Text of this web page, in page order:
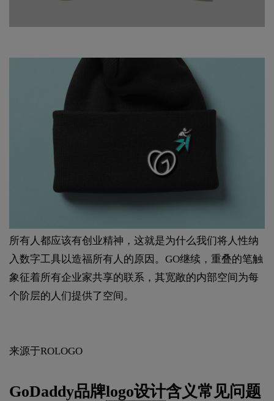
所有人都应该有创业精神，这就是为什么我们将人性纳
入数字工具以造福所有人的原因。GO继续，重叠的笔触
象征着所有企业家共享的联系，其宽敞的内部空间为每
个阶层的人们提供了空间。
来源于ROLOGO
GoDaddy品牌logo设计含义常见问题